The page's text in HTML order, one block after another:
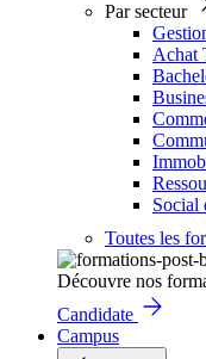
Par secteur
Achat
Social
Toutes les
Découvre nos
Candidate
Campus